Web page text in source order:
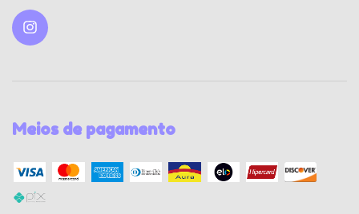
Meios de pagamento